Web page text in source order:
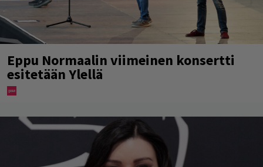
Eppu Normaalin viimeinen konsertti
esitetään Ylellä